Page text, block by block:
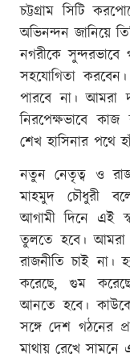
চট্টগ্রাম সিটি
অভিনন্দন জানিয়ে
নগরীকে
সহযোগিতা
পারবে না। আমরা
নিরপেক্ষভাবে
শেখ হাসিনার পথে
নতুন নেতৃত্ব ও
মাহমুদ চৌধুরী
আগামী দিনে এই
তুলতে হবে। আমরা
রাজনীতি চাই না।
করেছে, গুম
আনতে হবে।
সঙ্গে দেশ গঠনের
মাথায় রেখে সামনে